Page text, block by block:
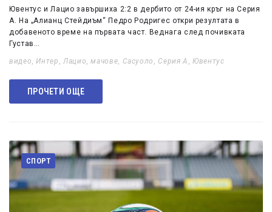
Ювентус и Лацио завършиха 2:2 в дербито от 24-ия кръг на Серия
А. На „Алианц Стейдиъм“ Педро Родригес откри резултата в
добавеното време на първата част. Веднага след почивката
Густав…
видео,Интер , Лацио,мачове, Сасуоло , Серия А ,Ювентус
ПРОЧЕТИ ОЩЕ
СПОРТ